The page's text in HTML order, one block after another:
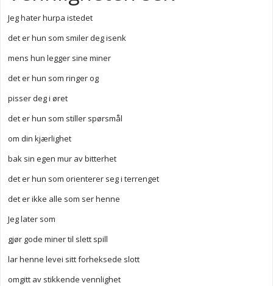
Jeg hater hurpa istedet
det er hun som smiler deg isenk
mens hun legger sine miner
det er hun som ringer og
pisser deg i øret
det er hun som stiller spørsmål
om din kjærlighet
bak sin egen mur av bitterhet
det er hun som orienterer seg i terrenget
det er ikke alle som ser henne
Jeg later som
gjør gode miner til slett spill
lar henne levei sitt forheksede slott
omgitt av stikkende vennlighet